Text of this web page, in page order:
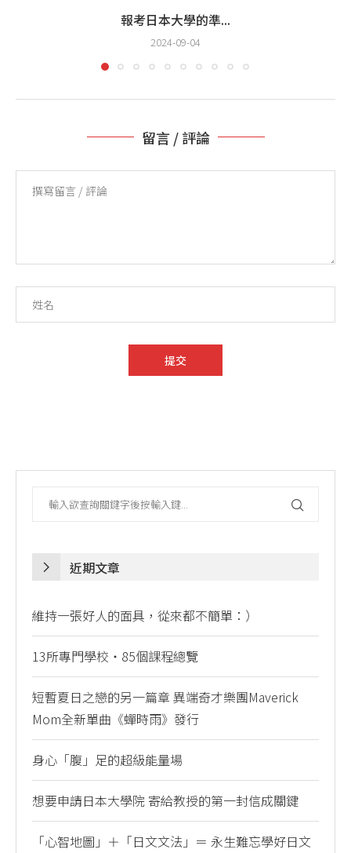
報考日本大學的準...
2024-09-04
留言 / 評論
近期文章
維持一張好人的面具，從來都不簡單：）
13所專門學校・85個課程總覽
短暫夏日之戀的另一篇章 異端奇才樂團Maverick
Mom全新單曲《蟬時雨》發行
身心「腹」足的超級能量場
想要申請日本大學院 寄給教授的第一封信成關鍵
「心智地圖」＋「日文文法」＝ 永生難忘學好日文